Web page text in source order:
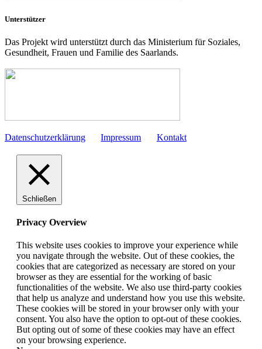
Unterstützer
Das Projekt wird unterstützt durch das Ministerium für Soziales,
Gesundheit, Frauen und Familie des Saarlands.
Datenschutzerklärung Impressum Kontakt
Schließen
Privacy Overview
This website uses cookies to improve your experience while
you navigate through the website. Out of these cookies, the
cookies that are categorized as necessary are stored on your
browser as they are essential for the working of basic
functionalities of the website. We also use third-party cookies
that help us analyze and understand how you use this website.
These cookies will be stored in your browser only with your
consent. You also have the option to opt-out of these cookies.
But opting out of some of these cookies may have an effect
on your browsing experience.